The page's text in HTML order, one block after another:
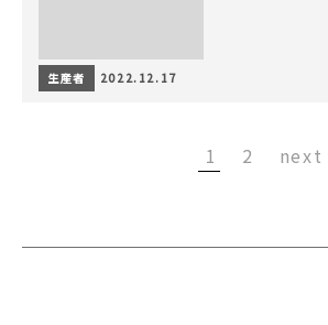
生産者 2022.12.17
1 2 ›